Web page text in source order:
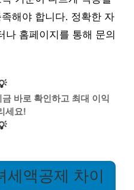
해야 합니다. 정확한 자
나 홈페이지를 통해 문의
바로 확인하고 최대 이익
세요!
세액공제 차이